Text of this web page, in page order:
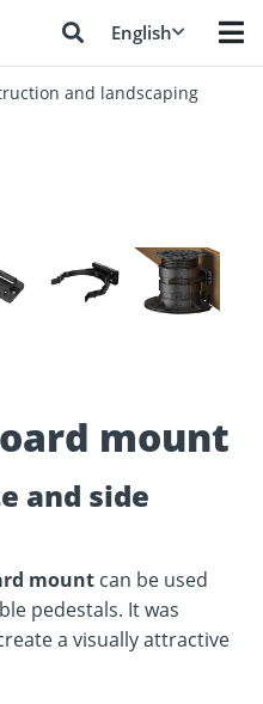
English
and landscaping
mount
and side
mount can be used
pedestals. It was
a visually attractive